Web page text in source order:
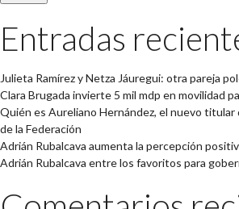
Entradas
Julieta Ramírez y Netza Jáuregui: otra pareja
Clara Brugada invierte 5 mil mdp en movilidad
Quién es Aureliano Hernández, el nuevo
de la Federación
Adrián Rubalcava aumenta la percepción
Adrián Rubalcava entre los favoritos para